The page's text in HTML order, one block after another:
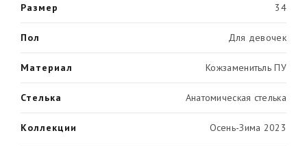
Размер 34
Пол Для девочек
Материал Кожзаменитьль ПУ
Стелька Анатомическая стелька
Коллекции Осень-Зима 2023